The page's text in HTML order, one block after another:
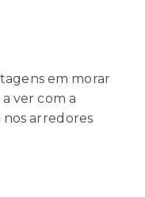
em morar
ver com a
arredores